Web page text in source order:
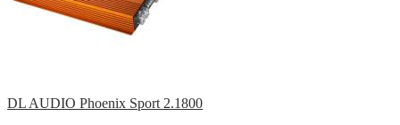
DL AUDIO Phoenix Sport 2.1800